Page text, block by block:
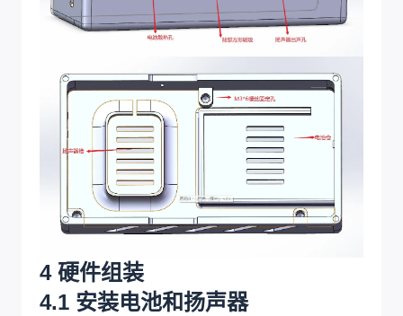
4 硬件组装
4.1 安装电池和扬声器